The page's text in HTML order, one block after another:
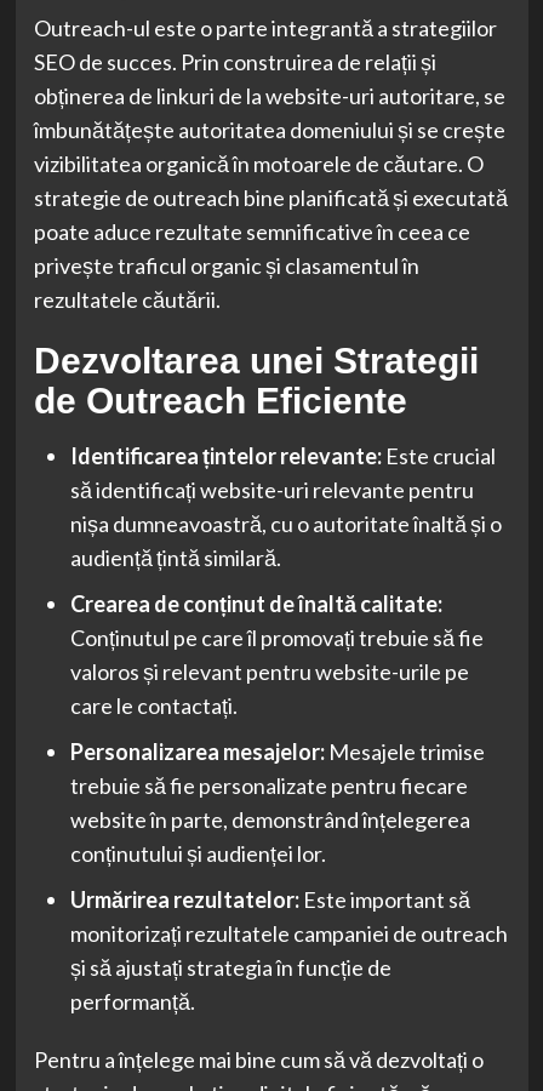
Outreach-ul este o parte integrantă a strategiilor
SEO de succes. Prin construirea de relații și
obținerea de linkuri de la website-uri autoritare, se
îmbunătățește autoritatea domeniului și se crește
vizibilitatea organică în motoarele de căutare. O
strategie de outreach bine planificată și executată
poate aduce rezultate semnificative în ceea ce
privește traficul organic și clasamentul în
rezultatele căutării.
Dezvoltarea unei Strategii
de Outreach Eficiente
Identificarea țintelor relevante:Este crucial
să identificați website-uri relevante pentru
nișa dumneavoastră, cu o autoritate înaltă și o
audiență țintă similară.
Crearea de conținut de înaltă calitate:
Conținutul pe care îl promovați trebuie să fie
valoros și relevant pentru website-urile pe
care le contactați.
Personalizarea mesajelor:Mesajele trimise
trebuie să fie personalizate pentru fiecare
website în parte, demonstrând înțelegerea
conținutului și audienței lor.
Urmărirea rezultatelor:Este important să
monitorizați rezultatele campaniei de outreach
și să ajustați strategia în funcție de
performanță.
Pentru a înțelege mai bine cum să vă dezvoltați o